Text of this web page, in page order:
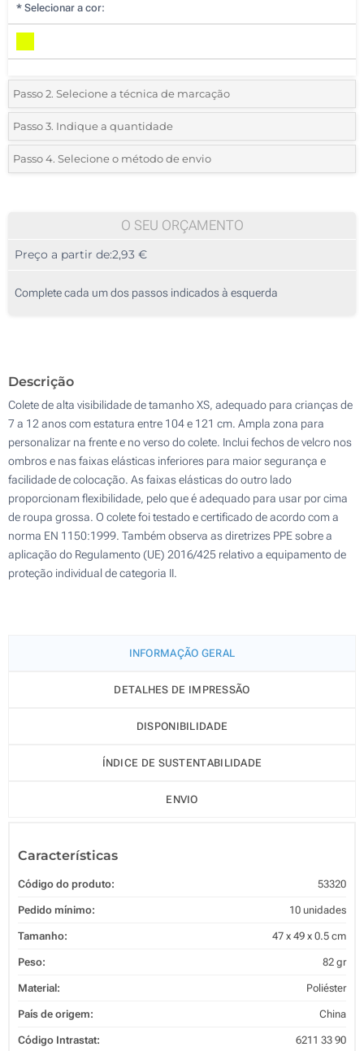
* Selecionar a cor:
Passo 2. Selecione a técnica de marcação
*Selecione o tipo de marcação e as cores do logotipo:
1 Cor (Atrás)
Passo 3. Indique a quantidade
*Quantidade mínima:10
20
50
Outra :
Passo 4. Selecione o método de envio
O SEU ORÇAMENTO
Preço a partir de:2,93 €
Complete cada um dos passos indicados à esquerda
Descrição
Colete de alta visibilidade de tamanho XS, adequado para crianças de
7 a 12 anos com estatura entre 104 e 121 cm. Ampla zona para
personalizar na frente e no verso do colete. Inclui fechos de velcro nos
ombros e nas faixas elásticas inferiores para maior segurança e
facilidade de colocação. As faixas elásticas do outro lado
proporcionam flexibilidade, pelo que é adequado para usar por cima
de roupa grossa. O colete foi testado e certificado de acordo com a
norma EN 1150:1999. Também observa as diretrizes PPE sobre a
aplicação do Regulamento (UE) 2016/425 relativo a equipamento de
proteção individual de categoria II.
INFORMAÇÃO GERAL
DETALHES DE IMPRESSÃO
DISPONIBILIDADE
ÍNDICE DE SUSTENTABILIDADE
ENVIO
Características
Código do produto: 53320
Pedido mínimo: 10 unidades
Tamanho: 47 x 49 x 0.5 cm
Peso: 82 gr
Material: Poliéster
País de origem: China
Código Intrastat: 6211 33 90